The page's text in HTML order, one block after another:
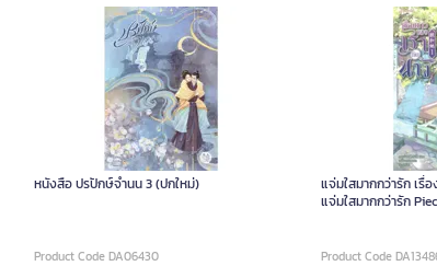
หนังสือ ปรปักษ์จำนน 3 (ปกใหม่)
Product Code DA06430
แจ่มใสมากกว่ารัก เรื่อ
แจ่มใสมากกว่า
Product Code